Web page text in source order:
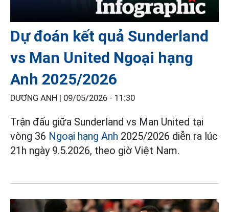
Dự đoán kết quả Sunderland
vs Man United Ngoại hạng
Anh 2025/2026
DƯƠNG ANH | 09/05/2026 - 11:30
Trận đấu giữa Sunderland vs Man United tại
vòng 36 Ngoại hạng Anh 2025/2026 diễn ra lúc
21h ngày 9.5.2026, theo giờ Việt Nam.